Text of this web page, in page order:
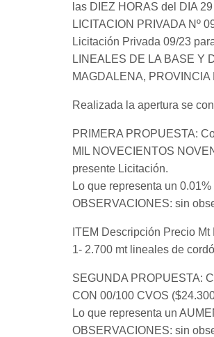
las DIEZ HORAS del DIA
LICITACION PRIVADA Nº
Licitación Privada 09/23
LINEALES DE LA BASE Y
MAGDALENA, PROVINCIA
Realizada la apertura se
PRIMERA PROPUESTA:
MIL NOVECIENTOS
presente Licitación.
Lo que representa un
OBSERVACIONES: sin
ITEM Descripción Precio Mt
1- 2.700 mt lineales de
SEGUNDA PROPUESTA:
CON 00/100 CVOS
Lo que representa un
OBSERVACIONES: sin